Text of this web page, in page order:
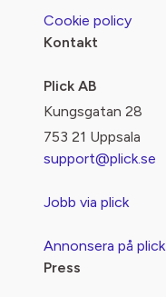
Cookie policy
Kontakt
Plick AB
Kungsgatan 28
753 21 Uppsala
support@plick.se
Jobb via plick
Annonsera på plick
Press